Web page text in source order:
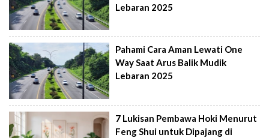
Lebaran 2025
Pahami Cara Aman Lewati One
Way Saat Arus Balik Mudik
Lebaran 2025
7 Lukisan Pembawa Hoki Menurut
Feng Shui untuk Dipajang di